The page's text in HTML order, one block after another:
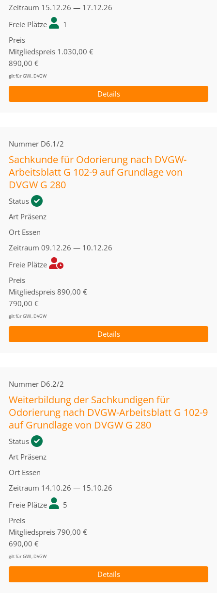
Zeitraum 15.12.26 — 17.12.26
Freie Plätze
1
Preis
Mitgliedspreis 1.030,00 €
890,00 €
gilt für GWI, DVGW
Details
Nummer D6.1/2
Sachkunde für Odorierung nach DVGW-
Arbeitsblatt G 102-9 auf Grundlage von
DVGW G 280
Status
Art Präsenz
Ort Essen
Zeitraum 09.12.26 — 10.12.26
Freie Plätze
Preis
Mitgliedspreis 890,00 €
790,00 €
gilt für GWI, DVGW
Details
Nummer D6.2/2
Weiterbildung der Sachkundigen für
Odorierung nach DVGW-Arbeitsblatt G 102-9
auf Grundlage von DVGW G 280
Status
Art Präsenz
Ort Essen
Zeitraum 14.10.26 — 15.10.26
Freie Plätze
5
Preis
Mitgliedspreis 790,00 €
690,00 €
gilt für GWI, DVGW
Details